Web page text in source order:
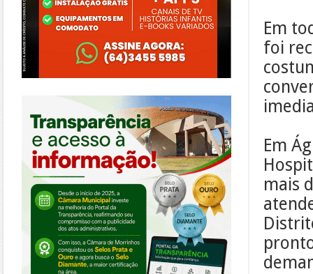
Em
foi
Em
mais
https://morrinhos.go.leg.br/